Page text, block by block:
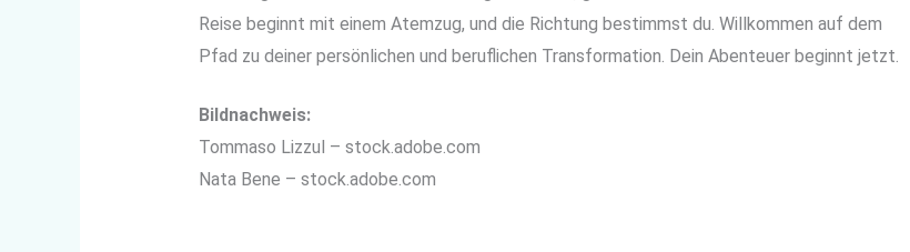
Reise beginnt mit einem Atemzug, und die Richtung bestimmst du. Willkommen auf dem
Pfad zu deiner persönlichen und beruflichen Transformation. Dein Abenteuer beginnt jetzt.
Bildnachweis:
Tommaso Lizzul – stock.adobe.com
Nata Bene – stock.adobe.com